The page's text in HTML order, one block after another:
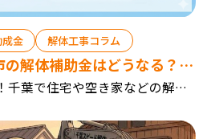
金 解体工事コラム
の解体補助金はどうなる？予
説！2026年
千葉で住宅や空き家などの解体
深刻な社会問題となっていま